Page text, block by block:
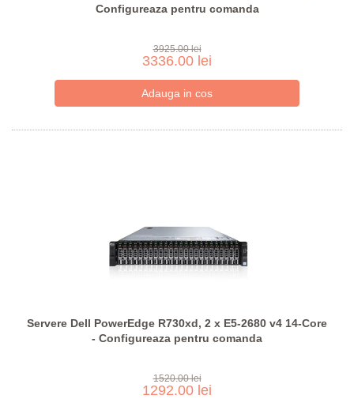
Configureaza pentru comanda
3925.00 lei
3336.00 lei
Servere Dell PowerEdge R730xd, 2 x E5-2680 v4 14-Core
- Configureaza pentru comanda
1520.00 lei
1292.00 lei